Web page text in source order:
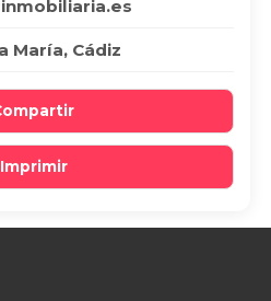
María, Cádiz
Imprimir